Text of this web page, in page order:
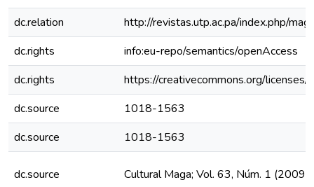
dc.relation
http://revistas.utp.ac.pa/index.php/
dc.rights
info:eu-repo/semantics/openAccess
dc.rights
https://creativecommons.org/
dc.source
1018-1563
dc.source
1018-1563
dc.source Cultural Maga; Vol. 63, Núm. 1